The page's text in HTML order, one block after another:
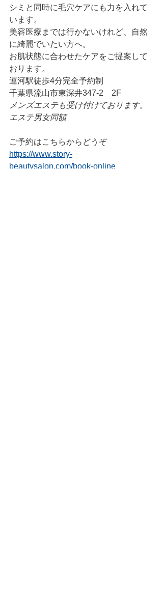
シミと同時に毛穴ケアにも力を入れて
います。
美容医療までは行かないけれど、自然
に綺麗でいたい方へ。
お肌状態に合わせたケアをご提案して
おります。
運河駅徒歩4分完全予約制
千葉県流山市東深井347-2　2F
メンズエステも受け付けております。
エステ男女同額
ご予約はこちらからどうぞ
https://www.story-
beautysalon.com/book-online